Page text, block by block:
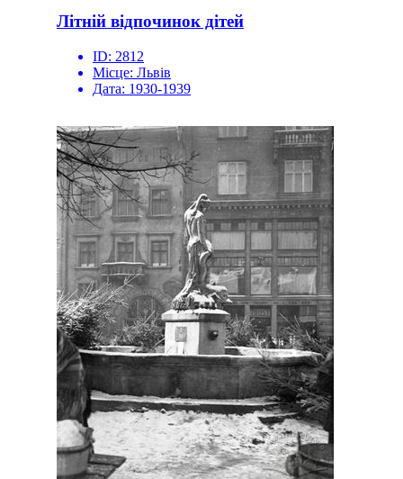
Літній відпочинок дітей
ID: 2812
Місце: Львів
Дата: 1930-1939